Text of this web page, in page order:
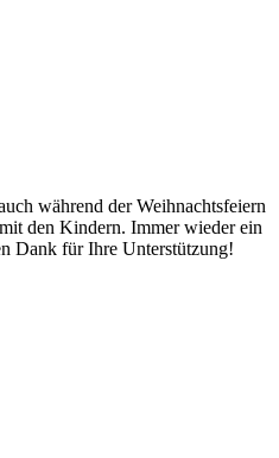
während derWeihnachtsfeiern
den Kindern. Immer wieder ein
Dank für Ihre Unterstützung!